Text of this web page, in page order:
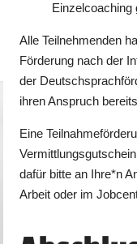
Einzelcoaching
Alle Teilnehmenden
Förderung nach der
der
ihren Anspruch
Eine
dafür bitte an Ihre*n
Arbeit oder im